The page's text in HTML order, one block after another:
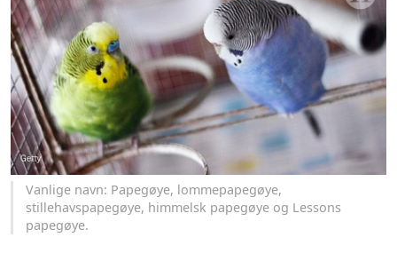
Vanlige navn: Papegøye, lommepapegøye,
stillehavspapegøye, himmelsk papegøye og Lessons
papegøye.